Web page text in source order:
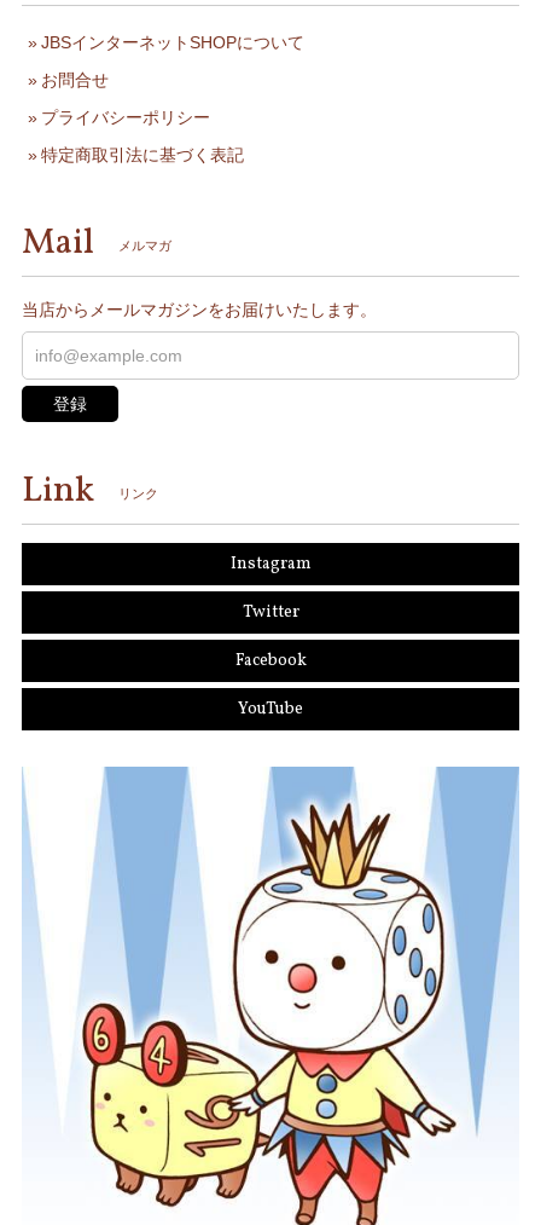
JBSインターネットSHOPについて
お問合せ
プライバシーポリシー
特定商取引法に基づく表記
Mail メルマガ
当店からメールマガジンをお届けいたします。
登録
Link リンク
Instagram
Twitter
Facebook
YouTube